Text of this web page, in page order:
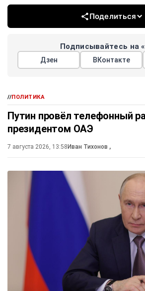
Поделиться
Подписывайтесь на
Дзен ВКонтакте
//ПОЛИТИКА
Путин провёл телефонный
президентом ОАЭ
7 августа 2026, 13:58 Иван Тихонов ,